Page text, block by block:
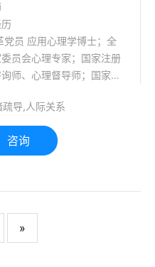
党员 应用心理学博士；全
员会心理专家；国家注册
师、心理督导师；国家职
络催眠师教材编委；中国
院金牌讲师；中国经络催
员；高级心理危机干预
专员；2016年全国首届优
金奖获得者；山西易心教
司创始人；西安国际商务
授；北京西商国际心理医
导,人际关系
咨询
»